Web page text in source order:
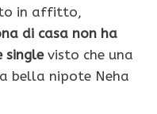
in affitto,
di casa non ha
singlevisto che una
bella nipote Neha